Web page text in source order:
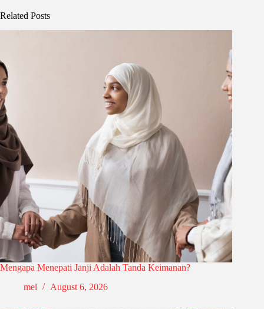
Related Posts
Mengapa Menepati Janji Adalah Tanda Keimanan?
mel
August 6, 2026